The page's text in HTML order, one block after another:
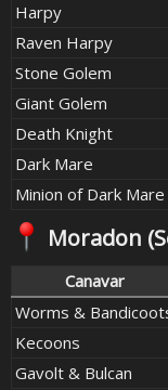
Harpy
Raven Harpy
Stone Golem
Giant Golem
Death Knight
Dark Mare
Minion of Dark Mare
Moradon
Canavar
Worms &
Kecoons
Gavolt & Bulcan